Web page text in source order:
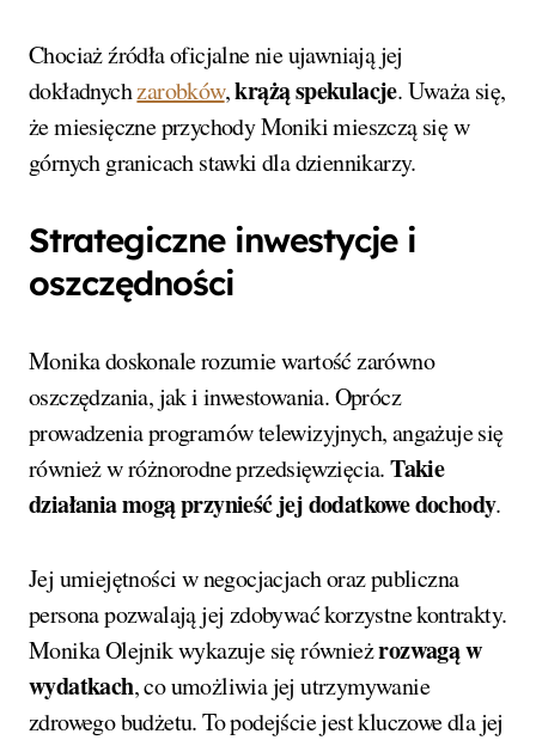
Chociaż źródła oficjalne nie ujawniają jej
dokładnychzarobków,krążą spekulacje. Uważa się,
że miesięczne przychody Moniki mieszczą się w
górnych granicach stawki dla dziennikarzy.
Strategiczne inwestycje i
oszczędności
Monika doskonale rozumie wartość zarówno
oszczędzania, jak i inwestowania. Oprócz
prowadzenia programów telewizyjnych, angażuje się
również w różnorodne przedsięwzięcia.Takie
działania mogą przynieść jej dodatkowe dochody.
Jej umiejętności w negocjacjach oraz publiczna
persona pozwalają jej zdobywać korzystne kontrakty.
Monika Olejnik wykazuje się równieżrozwagą w
wydatkach, co umożliwia jej utrzymywanie
zdrowego budżetu. To podejście jest kluczowe dla jej